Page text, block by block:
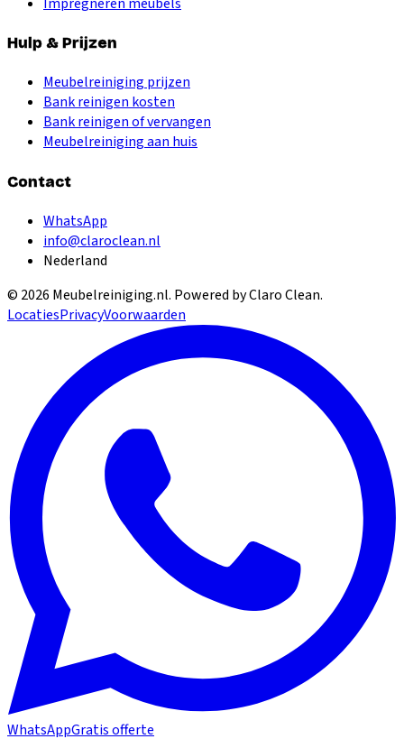
Hulp & Prijzen
Meubelreiniging prijzen
Bank reinigen kosten
Bank reinigen of vervangen
Meubelreiniging aan huis
Contact
WhatsApp
info@claroclean.nl
Nederland
© 2026 Meubelreiniging.nl. Powered by Claro Clean.
LocatiesPrivacyVoorwaarden
WhatsAppGratis offerte